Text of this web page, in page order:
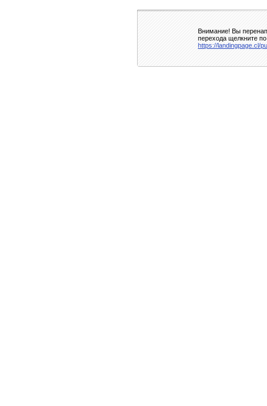
Внимание! Вы
перехода щелкните
https://landingpage.cl/